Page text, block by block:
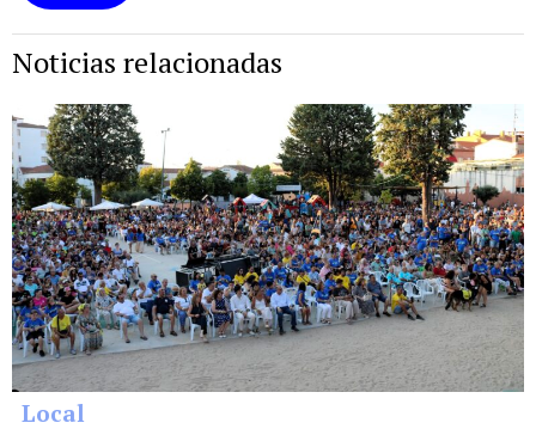
Noticias relacionadas
Local